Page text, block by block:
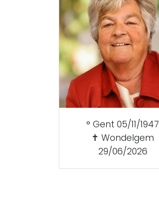
° Gent 05/11/1947
✝ Wondelgem
29/06/2026